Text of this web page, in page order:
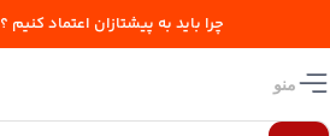
چرا باید به پیشتازان اعتماد کنیم ؟
منو